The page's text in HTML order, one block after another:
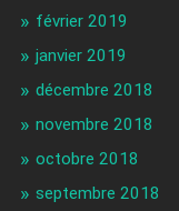
février 2019
janvier 2019
décembre 2018
novembre 2018
octobre 2018
septembre 2018